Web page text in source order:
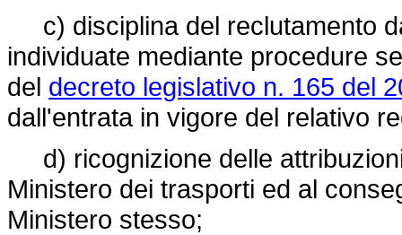
c) disciplina del reclutamento
individuate mediante procedure
del decreto legislativo n. 165 del
dall'entrata in vigore del relativo
d) ricognizione delle
Ministero dei trasporti ed al
Ministero stesso;